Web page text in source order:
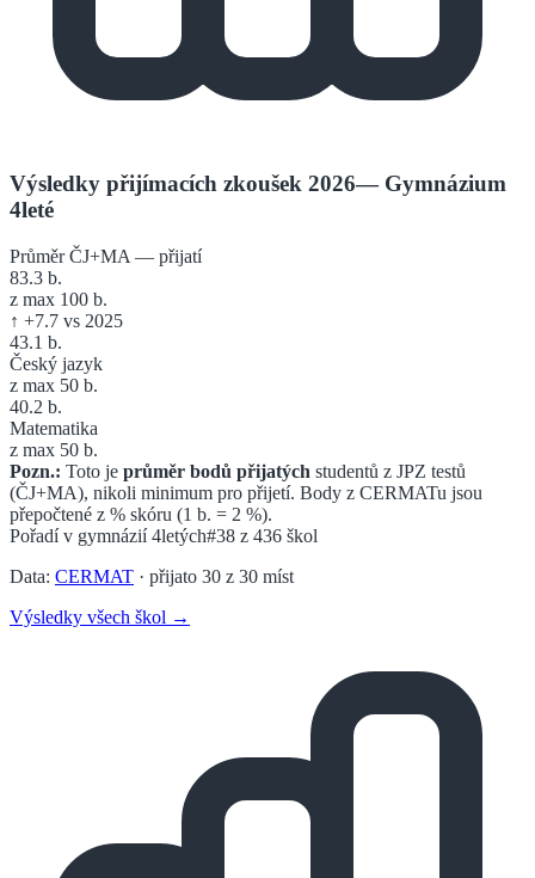
Výsledky přijímacích zkoušek 2026— Gymnázium
4leté
Průměr ČJ+MA — přijatí
83.3 b.
z max 100 b.
↑ +7.7 vs 2025
43.1 b.
Český jazyk
z max 50 b.
40.2 b.
Matematika
z max 50 b.
Pozn.: Toto je průměr bodů přijatých studentů z JPZ testů
(ČJ+MA), nikoli minimum pro přijetí. Body z CERMATu jsou
přepočtené z % skóru (1 b. = 2 %).
Pořadí v gymnázií 4letých#38 z 436 škol
Data: CERMAT · přijato 30 z 30 míst
Výsledky všech škol →